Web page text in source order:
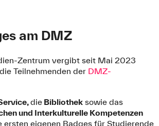
am DMZ
Zentrum vergibt seit Mai 2023
Teilnehmenden der DMZ-
dieBibliotheksowie das
und Interkulturelle Kompetenzen
ersten eigenen Badges für Studierende